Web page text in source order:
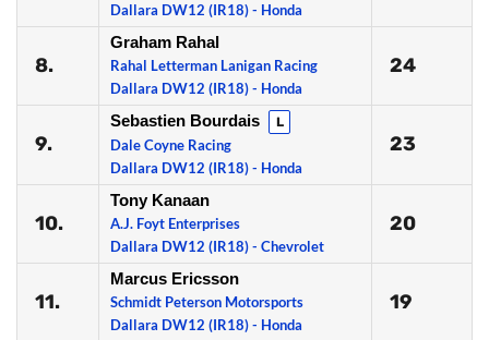
Dallara DW12 (IR18) - Honda
8.
Graham Rahal
Rahal Letterman Lanigan Racing
Dallara DW12 (IR18) - Honda
24
9.
Sebastien Bourdais L
Dale Coyne Racing
Dallara DW12 (IR18) - Honda
23
10.
Tony Kanaan
A.J. Foyt Enterprises
Dallara DW12 (IR18) - Chevrolet
20
11.
Marcus Ericsson
Schmidt Peterson Motorsports
Dallara DW12 (IR18) - Honda
19